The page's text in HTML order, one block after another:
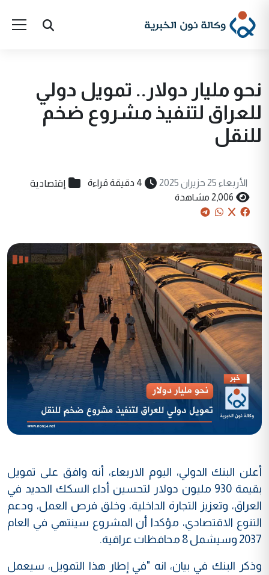
نحو مليار دولار.. تمويل دولي
للعراق لتنفيذ مشروع ضخم
للنقل
الأربعاء 25 حزيران 2025 4 دقيقة قراءة إقتصادية
2,006 مشاهدة
أعلن البنك الدولي، اليوم الاربعاء، أنه وافق على تمويل
بقيمة 930 مليون دولار لتحسين أداء السكك الحديد في
العراق، وتعزيز التجارة الداخلية، وخلق فرص العمل، ودعم
التنوع الاقتصادي، مؤكدا أن المشروع سينتهي في العام
2037 وسيشمل 8 محافظات عراقية.
وذكر البنك في بيان، انه "في إطار هذا التمويل، سيعمل